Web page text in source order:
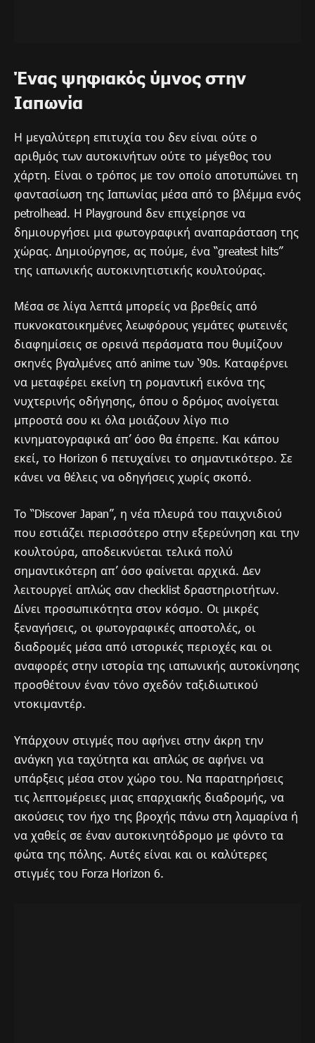
Ένας ψηφιακός ύμνος στην
Ιαπωνία
Η μεγαλύτερη επιτυχία του δεν είναι ούτε ο
αριθμός των αυτοκινήτων ούτε το μέγεθος του
χάρτη. Είναι ο τρόπος με τον οποίο αποτυπώνει τη
φαντασίωση της Ιαπωνίας μέσα από το βλέμμα ενός
petrolhead. Η Playground δεν επιχείρησε να
δημιουργήσει μια φωτογραφική αναπαράσταση της
χώρας. Δημιούργησε, ας πούμε, ένα “greatest hits”
της ιαπωνικής αυτοκινητιστικής κουλτούρας.
Μέσα σε λίγα λεπτά μπορείς να βρεθείς από
πυκνοκατοικημένες λεωφόρους γεμάτες φωτεινές
διαφημίσεις σε ορεινά περάσματα που θυμίζουν
σκηνές βγαλμένες από anime των ‘90s. Καταφέρνει
να μεταφέρει εκείνη τη ρομαντική εικόνα της
νυχτερινής οδήγησης, όπου ο δρόμος ανοίγεται
μπροστά σου κι όλα μοιάζουν λίγο πιο
κινηματογραφικά απ’ όσο θα έπρεπε. Και κάπου
εκεί, το Horizon 6 πετυχαίνει το σημαντικότερο. Σε
κάνει να θέλεις να οδηγήσεις χωρίς σκοπό.
Το “Discover Japan”, η νέα πλευρά του παιχνιδιού
που εστιάζει περισσότερο στην εξερεύνηση και την
κουλτούρα, αποδεικνύεται τελικά πολύ
σημαντικότερη απ’ όσο φαίνεται αρχικά. Δεν
λειτουργεί απλώς σαν checklist δραστηριοτήτων.
Δίνει προσωπικότητα στον κόσμο. Οι μικρές
ξεναγήσεις, οι φωτογραφικές αποστολές, οι
διαδρομές μέσα από ιστορικές περιοχές και οι
αναφορές στην ιστορία της ιαπωνικής αυτοκίνησης
προσθέτουν έναν τόνο σχεδόν ταξιδιωτικού
ντοκιμαντέρ.
Υπάρχουν στιγμές που αφήνει στην άκρη την
ανάγκη για ταχύτητα και απλώς σε αφήνει να
υπάρξεις μέσα στον χώρο του. Να παρατηρήσεις
τις λεπτομέρειες μιας επαρχιακής διαδρομής, να
ακούσεις τον ήχο της βροχής πάνω στη λαμαρίνα ή
να χαθείς σε έναν αυτοκινητόδρομο με φόντο τα
φώτα της πόλης. Αυτές είναι και οι καλύτερες
στιγμές του Forza Horizon 6.